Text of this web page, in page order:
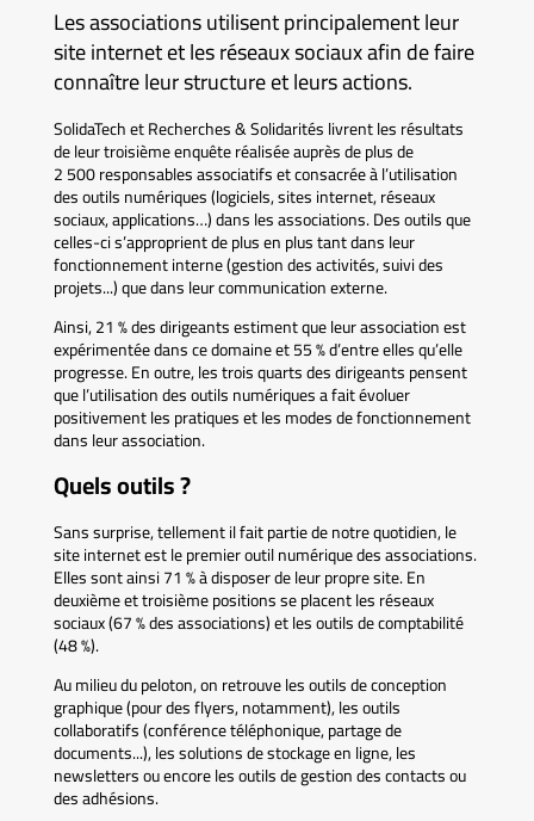
Les associations utilisent principalement leur
site internet et les réseaux sociaux afin de faire
connaître leur structure et leurs actions.
SolidaTech et Recherches & Solidarités livrent les résultats
de leur troisième enquête réalisée auprès de plus de
2 500 responsables associatifs et consacrée à l’utilisation
des outils numériques (logiciels, sites internet, réseaux
sociaux, applications…) dans les associations. Des outils que
celles-ci s’approprient de plus en plus tant dans leur
fonctionnement interne (gestion des activités, suivi des
projets...) que dans leur communication externe.
Ainsi, 21 % des dirigeants estiment que leur association est
expérimentée dans ce domaine et 55 % d’entre elles qu’elle
progresse. En outre, les trois quarts des dirigeants pensent
que l’utilisation des outils numériques a fait évoluer
positivement les pratiques et les modes de fonctionnement
dans leur association.
Quels outils ?
Sans surprise, tellement il fait partie de notre quotidien, le
site internet est le premier outil numérique des associations.
Elles sont ainsi 71 % à disposer de leur propre site. En
deuxième et troisième positions se placent les réseaux
sociaux (67 % des associations) et les outils de comptabilité
(48 %).
Au milieu du peloton, on retrouve les outils de conception
graphique (pour des flyers, notamment), les outils
collaboratifs (conférence téléphonique, partage de
documents...), les solutions de stockage en ligne, les
newsletters ou encore les outils de gestion des contacts ou
des adhésions.